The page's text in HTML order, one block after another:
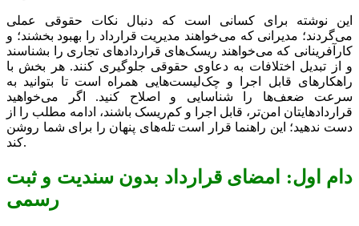
این نوشته برای کسانی است که دنبال نکات حقوقی عملی
می‌گردند؛ مدیرانی که می‌خواهند مدیریت قرارداد را بهبود بخشند؛ و
کارآفرینانی که می‌خواهند ریسک‌های قراردادهای تجاری را بشناسند
و از تبدیل اختلافات به دعاوی حقوقی جلوگیری کنند. هر بخش با
راهکارهای قابل اجرا و چک‌لیست‌هایی همراه است تا بتوانید به
سرعت ضعف‌ها را شناسایی و اصلاح کنید. اگر می‌خواهید
قراردادهایتان امن‌تر، قابل اجرا و کم‌ریسک باشند، ادامه مطلب را از
دست ندهید؛ این راهنما قرار است تله‌های پنهان را برای شما روشن
کند.
دام اول: امضای قرارداد بدون سندیت و ثبت
رسمی